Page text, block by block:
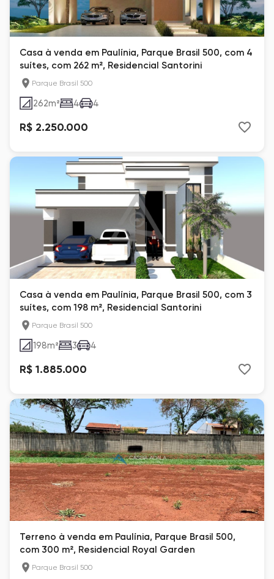
Casa à venda em Paulínia, Parque Brasil 500, com 4
suítes, com 262 m², Residencial Santorini
Parque Brasil 500
262m² 4 4
R$ 2.250.000
Casa à venda em Paulínia, Parque Brasil 500, com 3
suítes, com 198 m², Residencial Santorini
Parque Brasil 500
198m² 3 4
R$ 1.885.000
Terreno à venda em Paulínia, Parque Brasil 500,
com 300 m², Residencial Royal Garden
Parque Brasil 500